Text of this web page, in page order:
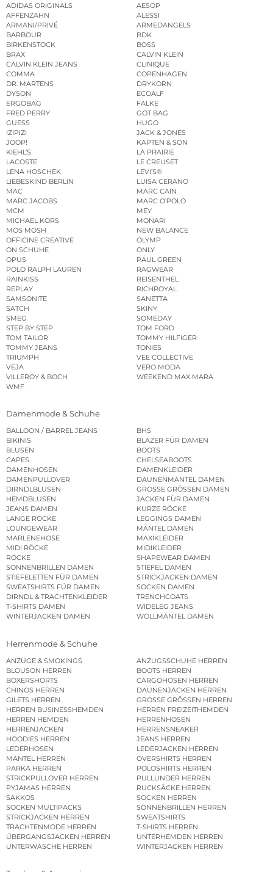
ADIDAS ORIGINALS
AESOP
AFFENZAHN
ALESSI
ARMANI/PRIVÉ
ARMEDANGELS
BARBOUR
BDK
BIRKENSTOCK
BOSS
BRAX
CALVIN KLEIN
CALVIN KLEIN JEANS
CLINIQUE
COMMA
COPENHAGEN
DR. MARTENS
DRYKORN
DYSON
ECOALF
ERGOBAG
FALKE
FRED PERRY
GOT BAG
GUESS
HUGO
IZIPIZI
JACK & JONES
JOOP!
KAPTEN & SON
KIEHL’S
LA PRAIRIE
LACOSTE
LE CREUSET
LENA HOSCHEK
LEVI’S®
LIEBESKIND BERLIN
LUISA CERANO
MAC
MARC CAIN
MARC JACOBS
MARC O’POLO
MCM
MEY
MICHAEL KORS
MONARI
MOS MOSH
NEW BALANCE
OFFICINE CREATIVE
OLYMP
ON SCHUHE
ONLY
OPUS
PAUL GREEN
POLO RALPH LAUREN
RAGWEAR
RAINKISS
REISENTHEL
REPLAY
RICHROYAL
SAMSONITE
SANETTA
SATCH
SKINY
SMEG
SOMEDAY
STEP BY STEP
TOM FORD
TOM TAILOR
TOMMY HILFIGER
TOMMY JEANS
TONIES
TRIUMPH
VEE COLLECTIVE
VEJA
VERO MODA
VILLEROY & BOCH
WEEKEND MAX MARA
WMF
Damenmode & Schuhe
BALLOON / BARREL JEANS
BHS
BIKINIS
BLAZER FÜR DAMEN
BLUSEN
BOOTS
CAPES
CHELSEABOOTS
DAMENHOSEN
DAMENKLEIDER
DAMENPULLOVER
DAUNENMÄNTEL DAMEN
DIRNDLBLUSEN
GROSSE GRÖSSEN DAMEN
HEMDBLUSEN
JACKEN FÜR DAMEN
JEANS DAMEN
KURZE RÖCKE
LANGE RÖCKE
LEGGINGS DAMEN
LOUNGEWEAR
MÄNTEL DAMEN
MARLENEHOSE
MAXIKLEIDER
MIDI RÖCKE
MIDIKLEIDER
RÖCKE
SHAPEWEAR DAMEN
SONNENBRILLEN DAMEN
STIEFEL DAMEN
STIEFELETTEN FÜR DAMEN
STRICKJACKEN DAMEN
SWEATSHIRTS FÜR DAMEN
SOCKEN DAMEN
DIRNDL & TRACHTENKLEIDER
TRENCHCOATS
T-SHIRTS DAMEN
WIDELEG JEANS
WINTERJACKEN DAMEN
WOLLMÄNTEL DAMEN
Herrenmode & Schuhe
ANZÜGE & SMOKINGS
ANZUGSSCHUHE HERREN
BLOUSON HERREN
BOOTS HERREN
BOXERSHORTS
CARGOHOSEN HERREN
CHINOS HERREN
DAUNENJACKEN HERREN
GILETS HERREN
GROSSE GRÖSSEN HERREN
HERREN BUSINESSHEMDEN
HERREN FREIZEITHEMDEN
HERREN HEMDEN
HERRENHOSEN
HERRENJACKEN
HERRENSNEAKER
HOODIES HERREN
JEANS HERREN
LEDERHOSEN
LEDERJACKEN HERREN
MÄNTEL HERREN
OVERSHIRTS HERREN
PARKA HERREN
POLOSHIRTS HERREN
STRICKPULLOVER HERREN
PULLUNDER HERREN
PYJAMAS HERREN
RUCKSÄCKE HERREN
SAKKOS
SOCKEN HERREN
SOCKEN MULTIPACKS
SONNENBRILLEN HERREN
STRICKJACKEN HERREN
SWEATSHIRTS
TRACHTENMODE HERREN
T-SHIRTS HERREN
ÜBERGANGSJACKEN HERREN
UNTERHEMDEN HERREN
UNTERWÄSCHE HERREN
WINTERJACKEN HERREN